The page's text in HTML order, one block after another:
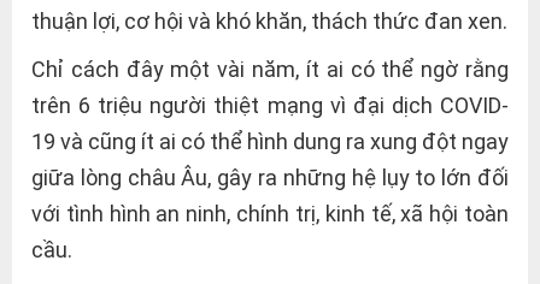
thuận lợi, cơ hội và khó khăn, thách thức đan xen.
Chỉ cách đây một vài năm, ít ai có thể ngờ rằng
trên 6 triệu người thiệt mạng vì đại dịch COVID-
19 và cũng ít ai có thể hình dung ra xung đột ngay
giữa lòng châu Âu, gây ra những hệ lụy to lớn đối
với tình hình an ninh, chính trị, kinh tế, xã hội toàn
cầu.